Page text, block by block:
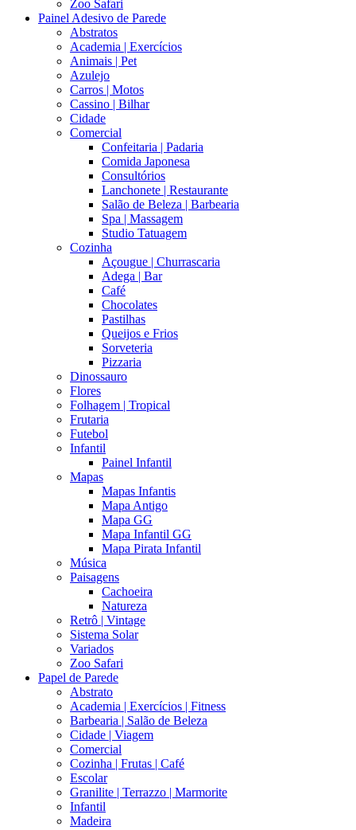
Zoo Safari
Painel Adesivo de Parede
Abstratos
Academia | Exercícios
Animais | Pet
Azulejo
Carros | Motos
Cassino | Bilhar
Cidade
Comercial
Confeitaria | Padaria
Comida Japonesa
Consultórios
Lanchonete | Restaurante
Salão de Beleza | Barbearia
Spa | Massagem
Studio Tatuagem
Cozinha
Açougue | Churrascaria
Adega | Bar
Café
Chocolates
Pastilhas
Queijos e Frios
Sorveteria
Pizzaria
Dinossauro
Flores
Folhagem | Tropical
Frutaria
Futebol
Infantil
Painel Infantil
Mapas
Mapas Infantis
Mapa Antigo
Mapa GG
Mapa Infantil GG
Mapa Pirata Infantil
Música
Paisagens
Cachoeira
Natureza
Retrô | Vintage
Sistema Solar
Variados
Zoo Safari
Papel de Parede
Abstrato
Academia | Exercícios | Fitness
Barbearia | Salão de Beleza
Cidade | Viagem
Comercial
Cozinha | Frutas | Café
Escolar
Granilite | Terrazzo | Marmorite
Infantil
Madeira